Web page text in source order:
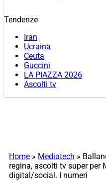
Tendenze
Iran
Ucraina
Ceuta
Guccini
LA PIAZZA 2026
Ascolti tv
Home » Mediatech »
regina, ascolti tv super per
digital/social. I numeri